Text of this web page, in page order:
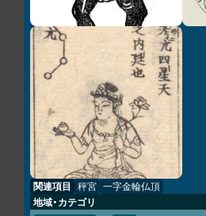
関連項目 秤宮 一字金輪仏頂
地域・カテゴリ